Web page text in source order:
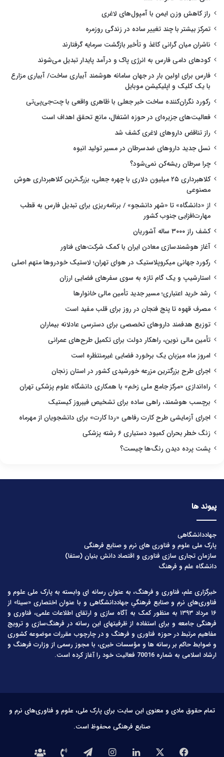
راز کاهش وزن ایمن با آمپول‌های لاغری
تمرکز بیشتر با چند تغییر ساده در زندگی روزمره
ناشران میان گرانی کاغذ و تأخیر بازگشت سرمایه گرفتارند
کودهای دامی فارس به انرژی پاک و درآمد پایدار تبدیل می‌شوند
فارس برای اولین بار در جهان سامانه هوشمند آبیاری ساخت/ آبیاری مزارع
با یک کلیک و اپلیکیشن موبایل
رکورد نگران‌کننده ساخت خبر جعلی با ظاهری واقعی با چت‌جی‌پی‌تی
فعالیت‌های جزیره‌ای در حوزه اشتغال، مانع تحقق اهداف است
راز تناقض داروهای لاغری کشف شد
نسل جدید داروهای ضدسرطان در مسیر تولید انبوه
چرا سرطان ریشه‌کن نمی‌شود؟
کلاهبرداری ۲۵ میلیون دلاری با چهره جعلی، بزرگ‌ترین کلاهبرداری هوش
مصنوعی
از «دانشگاه» تا «شهر دانشجو» / برنامه‌ریزی برای تبدیل فارس به قطب
مهارت‌افزایی جنوب کشور
کشف راز ۳۰۰۰ ساله آشوریان
آغاز هوشمندسازی معادن ایران با کمک شرکت‌های فناور
رکورد جهانی میکروپلاستیک در هوای تهران؛ لاستیک خودروها متهم اصلی
استارشیپ و یک گام تازه به سوی سفرهای فضایی ارزان
رشد خرید اعتباری؛ مسیر جدید تأمین مالی خانوارها
مصرف قهوه تا پنج فنجان در روز برای قلب مفید است
توزیع هدفمند داروهای تخصصی برای دسترسی عادلانه بیماران
تأمین مالی نوین، راهکار دولت برای تکمیل طرح‌های عمرانی
امروز ماه میزبان یک برخورد فضایی غیرمنتظره است
اجرای طرح بزرگترین مزرعه خورشیدی کشور در استان زنجان
راه‌اندازی «مرکز جامع ملی زخم» با همکاری دانشگاه علوم پزشکی تهران
برچسب هوشمند، راهی ساده برای تشخیص فیبروز کیستیک
اجرای آزمایشی طرح کارت رفاهی «ردا کارت» برای دانشجویان از مهرماه
زنگ خطر بحران کمبود دستیاری ۶ رشته پزشکی
پشت پرده دیدن رنگ‌ها چیست؟
پیوند ها
جهاددانشگاهی
پارک ملی علوم و فناوری های نرم و صنایع فرهنگی
سازمان تجاری سازی فناوری و اقتصاد دانش بنیان (ستفا)
دانشگاه علم و فرهنگ
خبرگزاری علم، فناوری و فرهنگ، به عنوان رسانه ای وابسته به پارک ملی علوم و
فناوری‌های نرم و صنایع فرهنگیِ جهاددانشگاهی و با عنوان اختصاری «سینا» از
۱۶ مرداد ۱۳۹۳ به منظور کمک به آگاه سازی و ارتقای اطلاعات علمی، فناوری و
فرهنگی جامعه و برای استفاده از ظرفیتهای این رسانه در فرهنگ‌سازی و ترویج
مفاهیم مرتبط در حوزه فناوری و فرهنگ و در چارچوب مقررات موضوعه کشوری
و ضوابط حاکم بر رسانه ها و مؤسسات خبری، با مجوز رسمی از وزارت فرهنگ و
ارشاد اسلامی به شماره 70016 فعالیت خود را آغاز کرده است.
تمام حقوق مادی و معنوی این سایت برای پارک ملی، علوم و فناوری‌های نرم و
صنایع فرهنگی محفوظ است.
فیس لینکدیناینستاگرامتلگرامتماس درباره